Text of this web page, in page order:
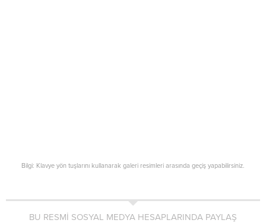
Bilgi: Klavye yön tuşlarını kullanarak galeri resimleri arasında geçiş yapabilirsiniz.
BU RESMİ SOSYAL MEDYA HESAPLARINDA PAYLAŞ